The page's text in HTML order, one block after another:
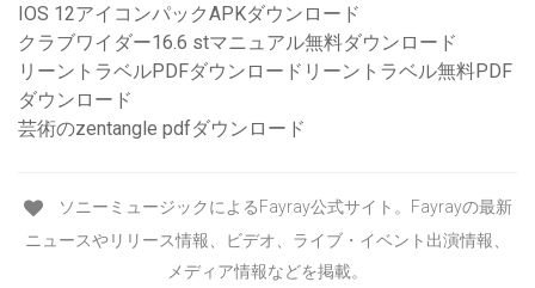
IOS 12アイコンパックAPKダウンロード
クラブワイダー16.6 stマニュアル無料ダウンロード
リーントラベルPDFダウンロードリーントラベル無料PDF
ダウンロード
芸術のzentangle pdfダウンロード
ソニーミュージックによるFayray公式サイト。Fayrayの最新
ニュースやリリース情報、ビデオ、ライブ・イベント出演情報、
メディア情報などを掲載。